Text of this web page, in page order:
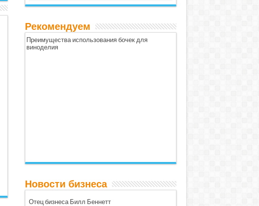
Рекомендуем
Преимущества использования бочек для
виноделия
Новости бизнеса
Отец бизнеса Билл Беннетт